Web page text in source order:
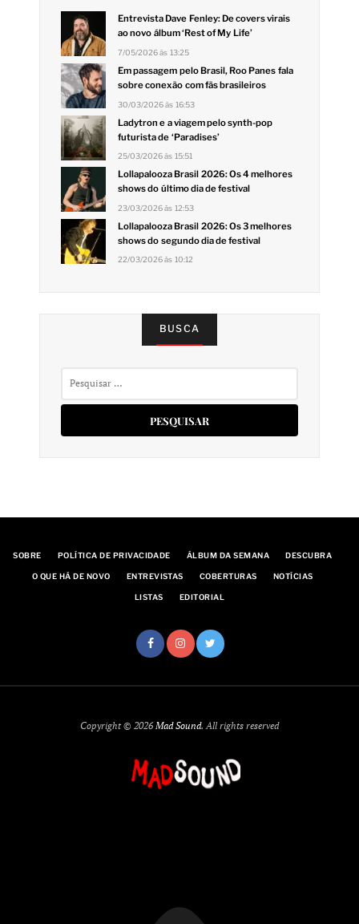
Entrevista Dave Fenley: De covers virais
ao novo álbum ‘Rest of My Life’
7/05/2026 às 13:25
Em passagem pelo Brasil, Roo Panes fala
sobre conexão com fãs brasileiros
30/03/2026 às 16:53
Ladytron e a viagem pelo synth-pop
futurista de ‘Paradises’
25/03/2026 às 15:51
Lollapalooza Brasil 2026: Os 4 melhores
shows do último dia de festival
23/03/2026 às 12:53
Lollapalooza Brasil 2026: Os 3 melhores
shows do segundo dia de festival
22/03/2026 às 10:12
BUSCA
SOBRE POLÍTICA DE PRIVACIDADE ÁLBUM DA SEMANA DESCUBRA
O QUE HÁ DE NOVO ENTREVISTAS COBERTURAS NOTÍCIAS
LISTAS EDITORIAL
Copyright © 2026Mad Sound. All rights reserved